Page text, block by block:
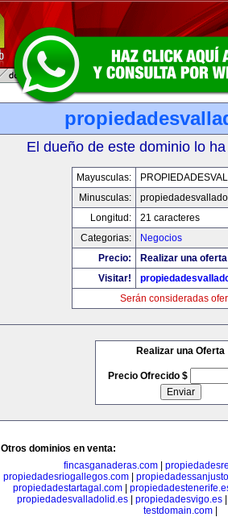
El dueño de este dominio lo
Mayusculas:
Minusculas:
Longitud:
21 caracteres
Categorias:
Negocios
Precio:
Realizar una
Visitar!
Serán consideradas
Realizar una Oferta
Precio Ofrecido $
Otros dominios en venta:
fincasganaderas.com|
propiedadesriogallegos.com|
propiedadestartagal.com|
propiedadesvalladolid.es
propiedadesvigo.es
testdomain.com